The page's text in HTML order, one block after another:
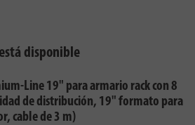
disponible
Line 19" para armario rack con 8
de distribución, 19" formato para
cable de 3 m)